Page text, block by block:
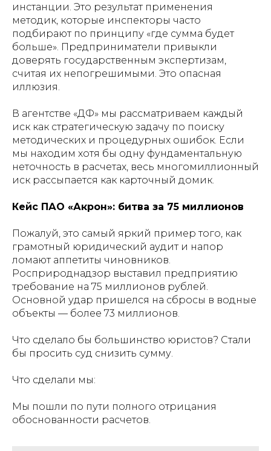
инстанции. Это результат применения
методик, которые инспекторы часто
подбирают по принципу «где сумма будет
больше». Предприниматели привыкли
доверять государственным экспертизам,
считая их непогрешимыми. Это опасная
иллюзия.
В агентстве «ДФ» мы рассматриваем каждый
иск как стратегическую задачу по поиску
методических и процедурных ошибок. Если
мы находим хотя бы одну фундаментальную
неточность в расчетах, весь многомиллионный
иск рассыпается как карточный домик.
Кейс ПАО «Акрон»: битва за 75 миллионов
Пожалуй, это самый яркий пример того, как
грамотный юридический аудит и напор
ломают аппетиты чиновников.
Росприроднадзор выставил предприятию
требование на 75 миллионов рублей.
Основной удар пришелся на сбросы в водные
объекты — более 73 миллионов.
Что сделало бы большинство юристов? Стали
бы просить суд снизить сумму.
Что сделали мы:
Мы пошли по пути полного отрицания
обоснованности расчетов.